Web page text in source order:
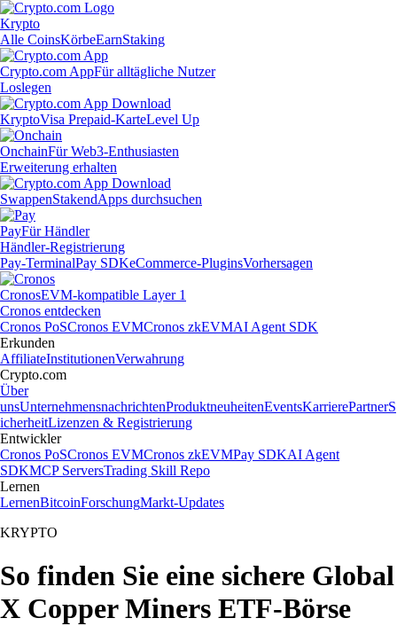
Krypto
Alle CoinsKörbeEarnStaking
Crypto.com AppFür alltägliche Nutzer
Loslegen
KryptoVisa Prepaid-KarteLevel Up
OnchainFür Web3-Enthusiasten
Erweiterung erhalten
SwappenStakendApps durchsuchen
PayFür Händler
Händler-Registrierung
Pay-TerminalPay SDKeCommerce-PluginsVorhersagen
CronosEVM-kompatible Layer 1
Cronos entdecken
Cronos PoSCronos EVMCronos zkEVMAI Agent SDK
Erkunden
AffiliateInstitutionenVerwahrung
Crypto.com
Über
unsUnternehmensnachrichtenProduktneuheitenEventsKarrierePartnerS
icherheitLizenzen & Registrierung
Entwickler
Cronos PoSCronos EVMCronos zkEVMPay SDKAI Agent
SDKMCP ServersTrading Skill Repo
Lernen
LernenBitcoinForschungMarkt-Updates
KRYPTO
So finden Sie eine sichere Global
X Copper Miners ETF-Börse